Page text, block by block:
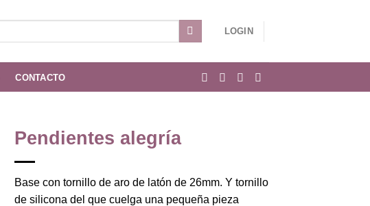
LOGIN
CONTACTO
Pendientes alegría
Base con tornillo de aro de latón de 26mm. Y tornillo
de silicona del que cuelga una pequeña pieza